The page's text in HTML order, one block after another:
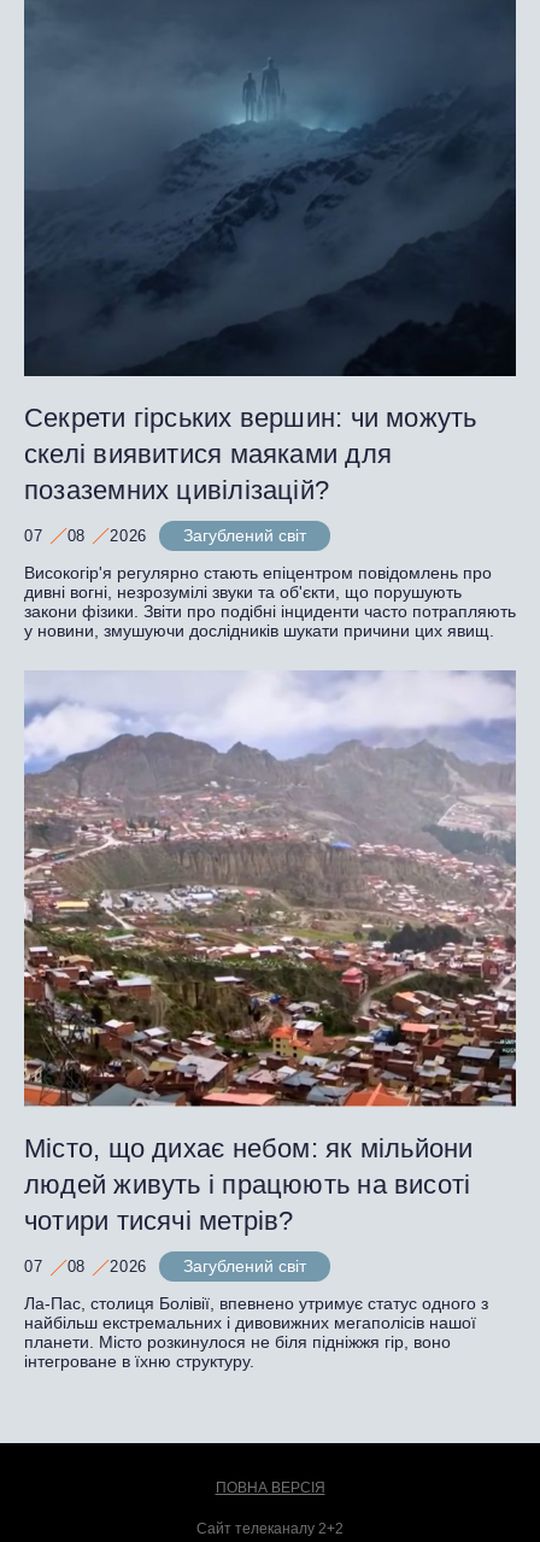
Секрети гірських вершин: чи можуть
скелі виявитися маяками для
позаземних цивілізацій?
07 08 2026
Загублений світ
Високогір'я регулярно стають епіцентром повідомлень про
дивні вогні, незрозумілі звуки та об'єкти, що порушують
закони фізики. Звіти про подібні інциденти часто потрапляють
у новини, змушуючи дослідників шукати причини цих явищ.
Місто, що дихає небом: як мільйони
людей живуть і працюють на висоті
чотири тисячі метрів?
07 08 2026
Загублений світ
Ла-Пас, столиця Болівії, впевнено утримує статус одного з
найбільш екстремальних і дивовижних мегаполісів нашої
планети. Місто розкинулося не біля підніжжя гір, воно
інтегроване в їхню структуру.
ПОВНА ВЕРСІЯ
Сайт телеканалу 2+2